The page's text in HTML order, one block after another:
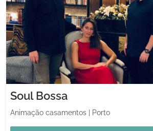
Soul Bossa
Animação casamentos Porto